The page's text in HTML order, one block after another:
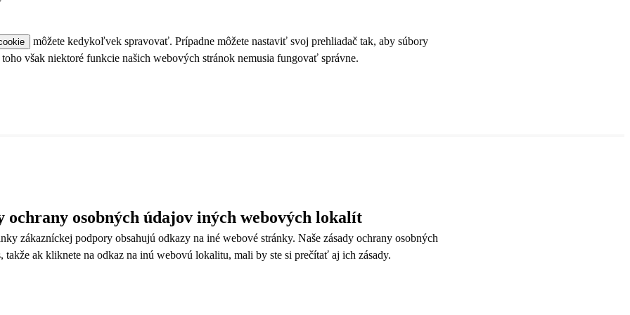
môžete kedykoľvek spravovať. Prípadne môžete nastaviť svoj prehliadač tak, aby súbory
však niektoré funkcie našich webových stránok nemusia fungovať správne.
ochrany osobných údajov iných webových lokalít
zákazníckej podpory obsahujú odkazy na iné webové stránky. Naše zásady ochrany osobných
takže ak kliknete na odkaz na inú webovú lokalitu, mali by ste si prečítať aj ich zásady.